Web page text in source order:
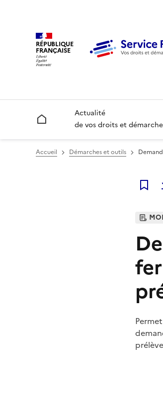
RÉPUBLIQUE
FRANÇAISE
Accueil
Actualité
de vos droits et
Accueil Démarches et outils